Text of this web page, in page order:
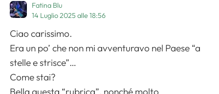
Fatina Blu
14 Luglio 2025 alle 18:56
Ciao carissimo.
Era un po’ che non mi avventuravo nel Paese “a
stelle e strisce”…
Come stai?
Bella questa “rubrica”, nonché molto